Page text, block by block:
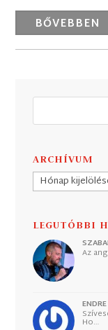
BŐVEBBEN
ARCHÍVUM
Archívum
LEGUTÓBBI
Az
ENDRE
Ho…